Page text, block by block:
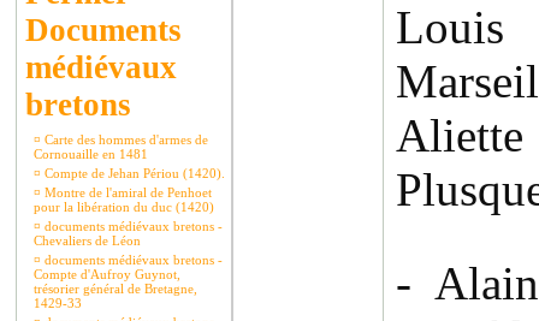
Documents
médiévaux
bretons
¤ Carte des hommes d'armes de
Cornouaille en 1481
¤ Compte de Jehan Périou (1420).
¤ Montre de l'amiral de Penhoet
pour la libération du duc (1420)
¤ documents médiévaux bretons -
Chevaliers de Léon
¤ documents médiévaux bretons -
Compte d'Aufroy Guynot,
trésorier général de Bretagne,
1429-33
Louis
Aliette
-